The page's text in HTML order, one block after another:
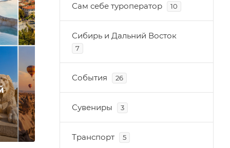
Сам себе туроператор 10
Сибирь и Дальний Восток
7
События 26
Сувениры 3
Транспорт 5